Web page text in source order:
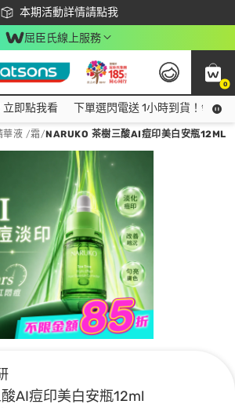
本期活動詳情請點我
下載app最高回饋$350
屈臣氏線上服務
0
點我看
即點我看 下單選閃電送 1小時到貨！領神
華液 /霜/NARUKO 茶樹三酸AI痘印美白安瓶12ML
AI痘印美白安瓶12ml